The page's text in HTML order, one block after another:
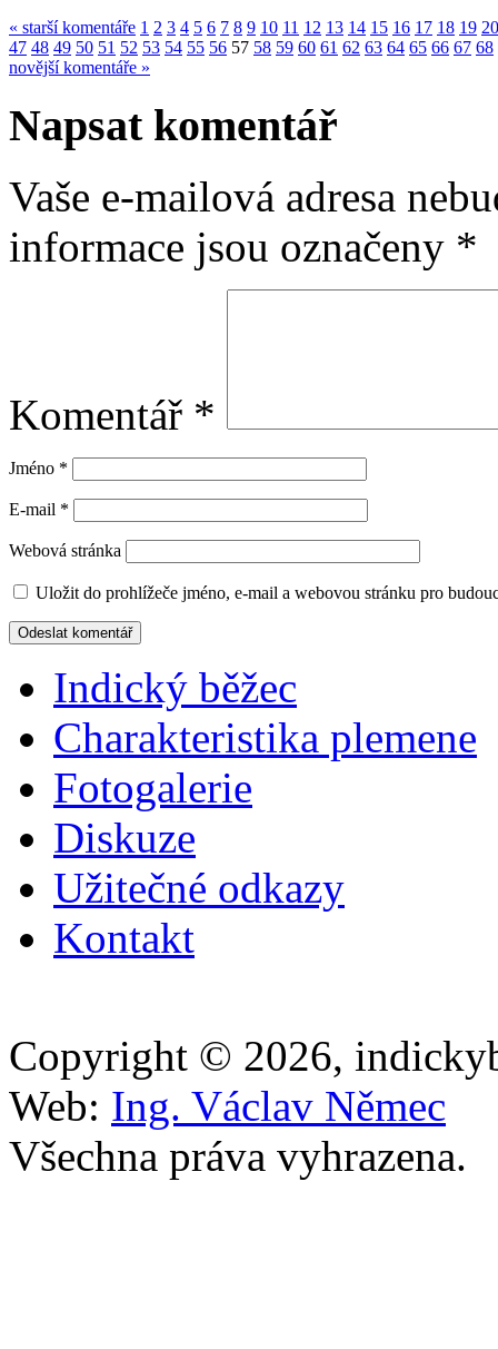
« starší komentáře 1 2 3 4 5 6 7 8 9 10 11 12 13 14 15 16 17 18 19 20
47 48 49 50 51 52 53 54 55 56 57 58 59 60 61 62 63 64 65 66 67 68
novější komentáře »
Napsat komentář
Vaše e-mailová adresa
informace jsou označeny *
Komentář *
Jméno *
E-mail *
Webová stránka
Uložit do prohlížeče jméno, e-mail a webovou stránku pro
Indický běžec
Charakteristika plemene
Fotogalerie
Diskuze
Užitečné odkazy
Kontakt
Copyright © 2026,
Web: Ing. Václav Němec
Všechna práva vyhrazena.